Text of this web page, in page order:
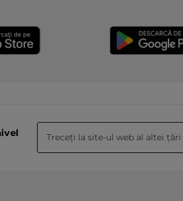
Treceți la site-ul web al altei țări